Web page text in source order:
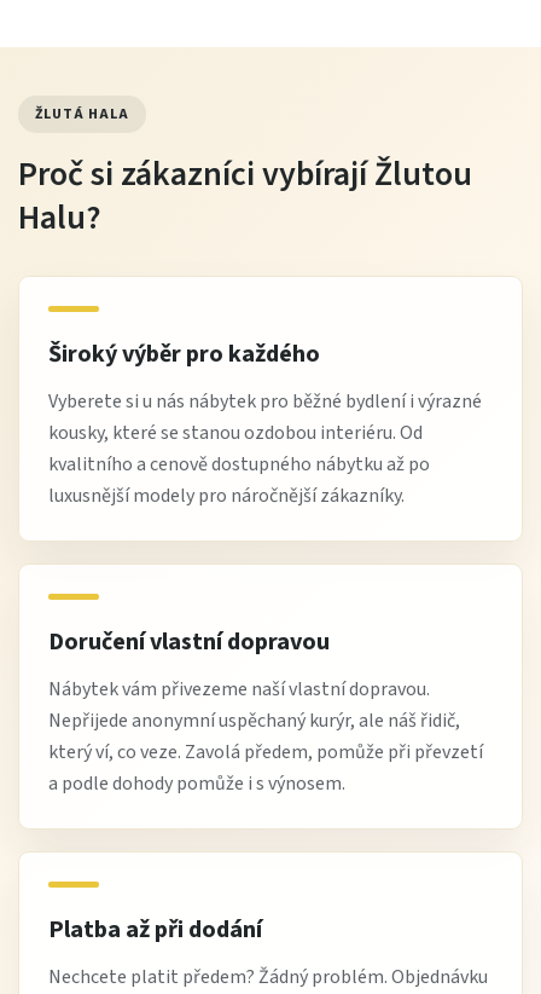
ŽLUTÁ HALA
Proč si zákazníci vybírají Žlutou
Halu?
Široký výběr pro každého
Vyberete si u nás nábytek pro běžné bydlení i výrazné
kousky, které se stanou ozdobou interiéru. Od
kvalitního a cenově dostupného nábytku až po
luxusnější modely pro náročnější zákazníky.
Doručení vlastní dopravou
Nábytek vám přivezeme naší vlastní dopravou.
Nepřijede anonymní uspěchaný kurýr, ale náš řidič,
který ví, co veze. Zavolá předem, pomůže při převzetí
a podle dohody pomůže i s výnosem.
Platba až při dodání
Nechcete platit předem? Žádný problém. Objednávku